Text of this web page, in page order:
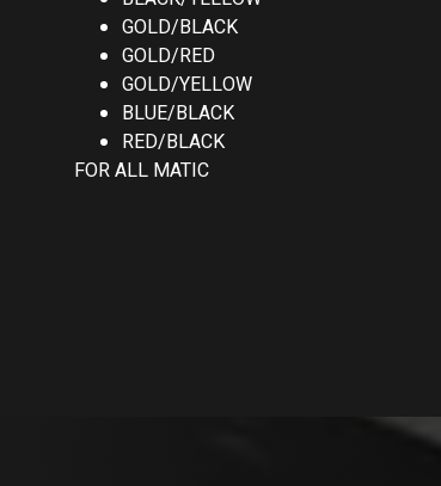
GOLD/BLACK
GOLD/RED
GOLD/YELLOW
BLUE/BLACK
RED/BLACK
FOR ALL MATIC